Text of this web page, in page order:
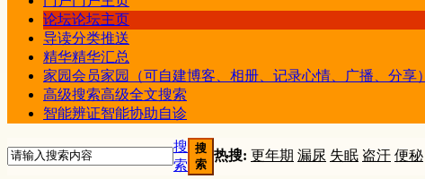
论坛论坛主页
导读分类推送
精华精华汇总
家园会员家园（可自建博客、相册、记录心情、广播、分享）
高级搜索高级全文搜索
智能辨证智能协助自诊
搜
索
搜
索
热搜: 更年期 漏尿 失眠 盗汗 便秘